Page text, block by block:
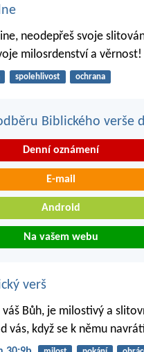
neodepřeš svoje
milosrdenství a věrnost!
spolehlivost ochrana
Biblického verše
Denní oznámení
E-mail
Android
Na vašem webu
verš
Bůh, je milostivý a
vás, když se k němu